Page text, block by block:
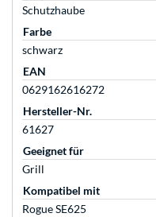
Schutzhaube
Farbe
schwarz
EAN
0629162616272
Hersteller-Nr.
61627
Geeignet für
Grill
Kompatibel mit
Rogue SE625